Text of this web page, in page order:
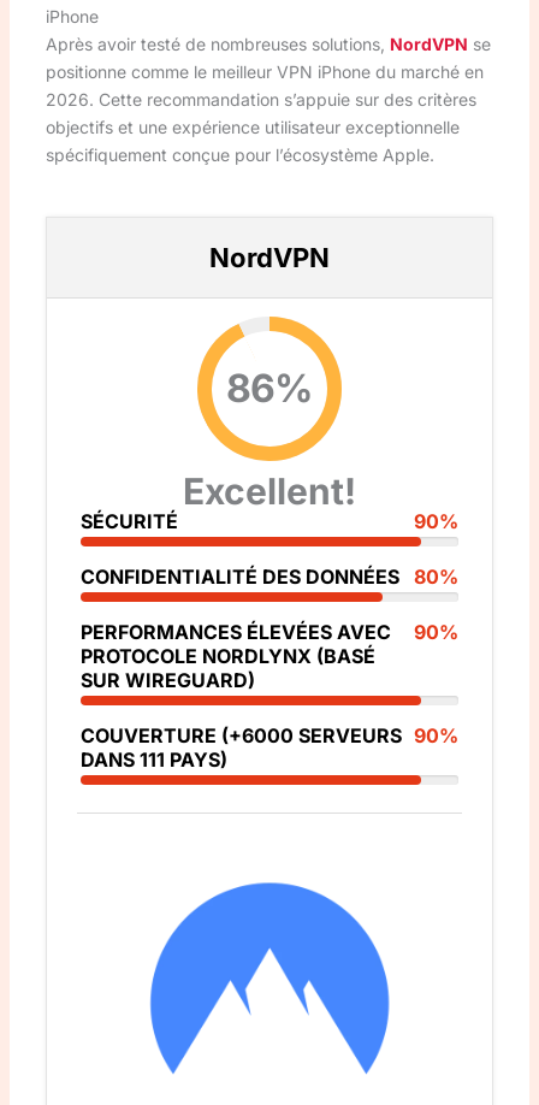
iPhone
Après avoir testé de nombreuses solutions, NordVPN se
positionne comme le meilleur VPN iPhone du marché en
2026. Cette recommandation s’appuie sur des critères
objectifs et une expérience utilisateur exceptionnelle
spécifiquement conçue pour l’écosystème Apple.
NordVPN
86%
Excellent!
SÉCURITÉ 90%
CONFIDENTIALITÉ DES DONNÉES 80%
PERFORMANCES ÉLEVÉES AVEC
PROTOCOLE NORDLYNX (BASÉ
SUR WIREGUARD)
90%
COUVERTURE (+6000 SERVEURS
DANS 111 PAYS)
90%